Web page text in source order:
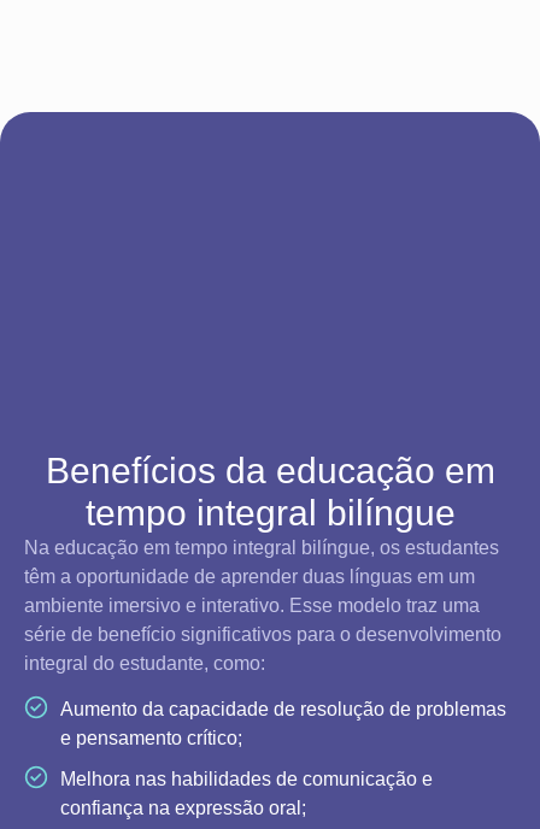
Benefícios da educação em
tempo integral bilíngue
Na educação em tempo integral bilíngue, os estudantes
têm a oportunidade de aprender duas línguas em um
ambiente imersivo e interativo. Esse modelo traz uma
série de benefício significativos para o desenvolvimento
integral do estudante, como:
Aumento da capacidade de resolução de problemas
e pensamento crítico;
Melhora nas habilidades de comunicação e
confiança na expressão oral;